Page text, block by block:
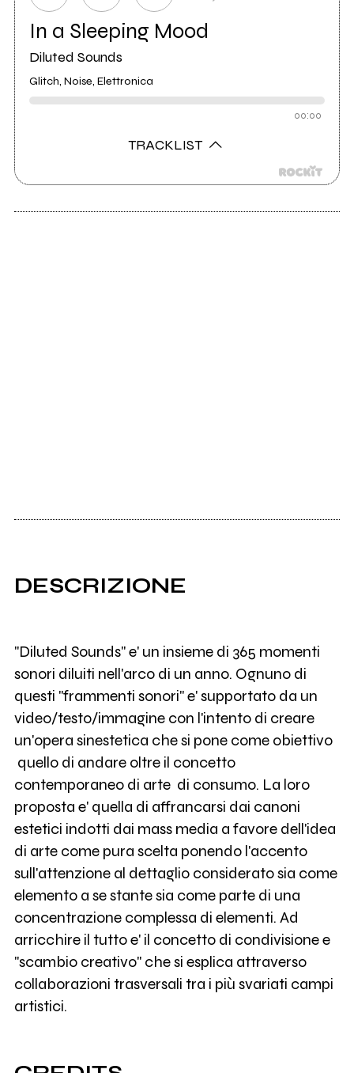
In a Sleeping Mood
Diluted Sounds
Glitch, Noise, Elettronica
00:00
TRACKLIST
DESCRIZIONE
"Diluted Sounds" e' un insieme di 365 momenti
sonori diluiti nell'arco di un anno. Ognuno di
questi "frammenti sonori" e' supportato da un
video/testo/immagine con l'intento di creare
un'opera sinestetica che si pone come obiettivo
quello di andare oltre il concetto
contemporaneo di arte di consumo. La loro
proposta e' quella di affrancarsi dai canoni
estetici indotti dai mass media a favore dell'idea
di arte come pura scelta ponendo l'accento
sull'attenzione al dettaglio considerato sia come
elemento a se stante sia come parte di una
concentrazione complessa di elementi. Ad
arricchire il tutto e' il concetto di condivisione e
"scambio creativo" che si esplica attraverso
collaborazioni trasversali tra i più svariati campi
artistici.